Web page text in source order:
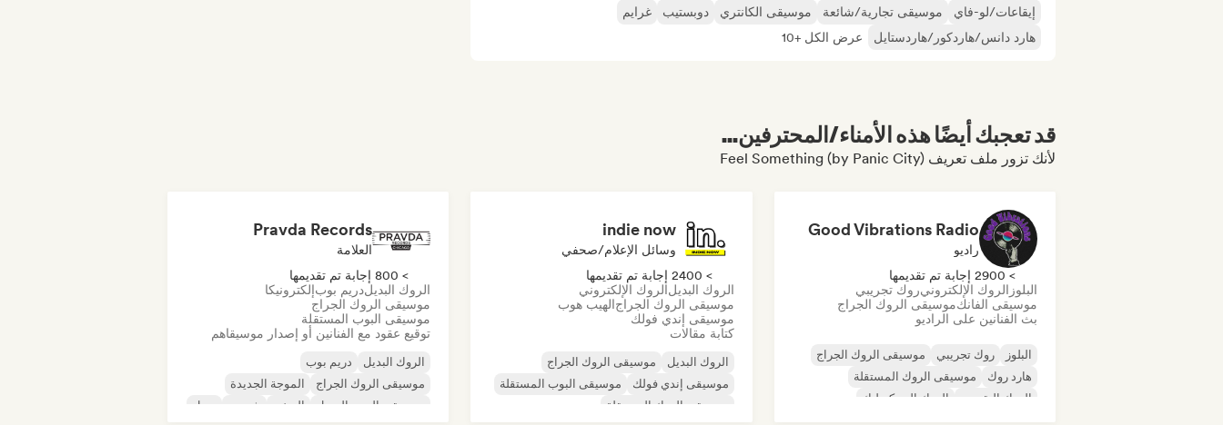
إيقاعات/لو-فاي موسيقى تجارية/شائعة موسيقى الكانتري دوبستيب
غرايم
هارد دانس/هاردكور/هاردستايل
عرض الكل +10
قد تعجبك أيضًا هذه الأمناء/المحترفين...
لأنك تزور ملف تعريف Feel Something (by Panic City)
Good Vibrations Radio
راديو
> 2900 إجابة تم تقديمها
البلوز الروك الإلكترونيروك تجريبي
موسيقى الفانكموسيقى الروك الجراج
بث الفنانين على الراديو
البلوز روك تجريبي
موسيقى الروك الجراج
هارد روك
موسيقى الروك المستقلة
الروك التقدمي
الروك السيكديليك
indie now
وسائل الإعلام/صحفي
> 2400 إجابة تم تقديمها
الروك البديلالروك الإلكتروني
موسيقى الروك الجراجالهيب هوب
موسيقى إندي فولك
كتابة مقالات
الروك البديل
موسيقى الروك الجراج
موسيقى إندي فولك
موسيقى البوب المستقلة
موسيقى الروك المستقلة
Pravda Records
العلامة
> 800 إجابة تم تقديمها
الروك البديلدريم بوبإلكترونيكا
موسيقى الروك الجراج
موسيقى البوب المستقلة
توقيع عقود مع الفنانين أو إصدار موسيقاهم
الروك البديل
دريم بوب
موسيقى الروك الجراج
الموجة الجديدة
موسيقى البوب السول
الريغي شوجيز سول